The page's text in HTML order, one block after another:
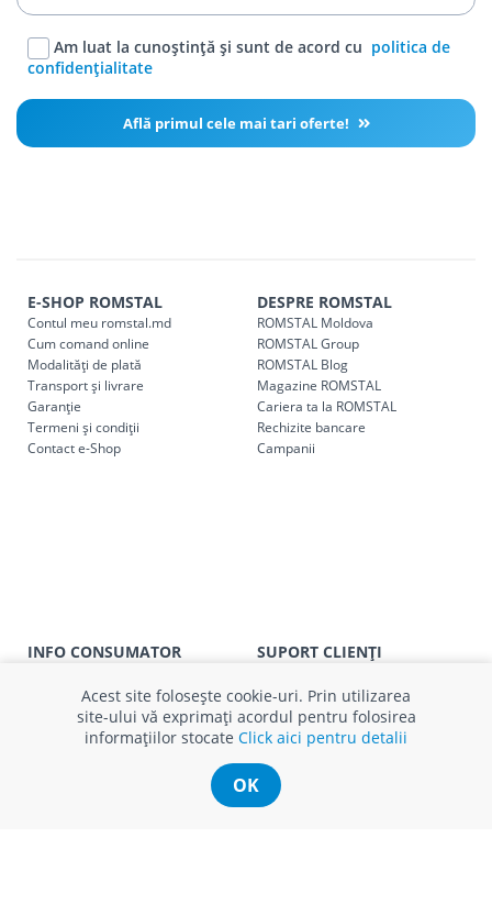
Am luat la cunoștință și sunt de acord cu politica de
confidențialitate
Află primul cele mai tari oferte!
E-SHOP ROMSTAL
Contul meu romstal.md
Cum comand online
Modalități de plată
Transport și livrare
Garanție
Termeni și condiții
Contact e-Shop
DESPRE ROMSTAL
ROMSTAL Moldova
ROMSTAL Group
ROMSTAL Blog
Magazine ROMSTAL
Cariera ta la ROMSTAL
Rechizite bancare
Campanii
INFO CONSUMATOR
Prelucrarea datelor cu caracter
personal
Politica cookie
SUPORT CLIENȚI
Finanțare in rate
Părerea ta contează!
Schimb și retur produse
Service
Service ECOSOFT
Acest site folosește cookie-uri. Prin utilizarea
site-ului vă exprimați acordul pentru folosirea
informațiilor stocate Click aici pentru detalii
OK